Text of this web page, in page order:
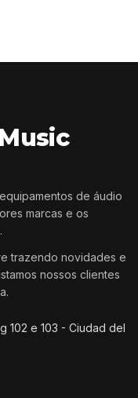
de áudio
marcas e os
trazendo novidades e
nossos clientes
102 e 103 - Ciudad del